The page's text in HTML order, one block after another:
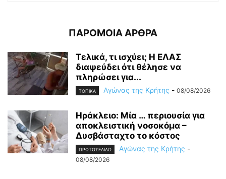
ΠΑΡΟΜΟΙΑ ΑΡΘΡΑ
Τελικά, τι ισχύει; Η ΕΛΑΣ
διαψεύδει ότι θέλησε να
πληρώσει για...
ΤΟΠΙΚΑ Αγώνας της Κρήτης - 08/08/2026
Ηράκλειο: Μία … περιουσία για
αποκλειστική νοσοκόμα –
Δυσβάσταχτο το κόστος
ΠΡΩΤΟΣΕΛΙΔΟ Αγώνας της Κρήτης -
08/08/2026